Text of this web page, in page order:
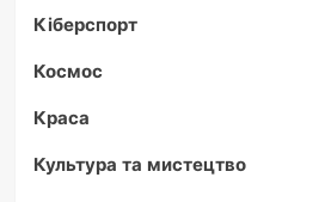
Кіберспорт
Космос
Краса
Культура та мистецтво